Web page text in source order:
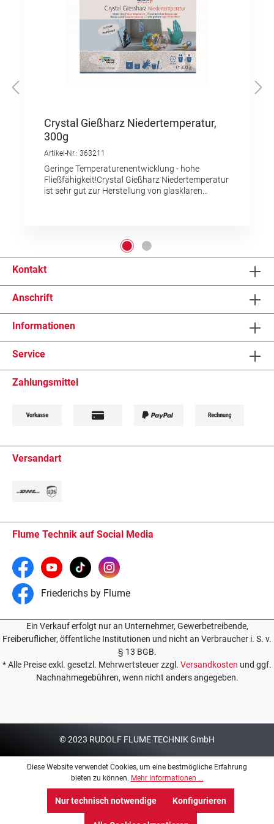
Crystal Gießharz Niedertemperatur,
300g
Artikel-Nr.: 363211
Geringe Temperaturenentwicklung - hohe
Fließfähigkeit!Crystal Gießharz Niedertemperatur
ist sehr gut zur Herstellung von glasklaren
sehr stabil.Durch die geringe
Temperaturentwicklungen können zum Beispiel
Trockenblumen eingegossen oder Bilder
Farbgebungen verlieren.Auch das Einfärben von
Gießharz ist mit unseren Gießharzfarben (siehe
Zubehör) wunderbar möglich.VORTEILE und
Temperaturentwicklung• Hohe Fließfähigkeit•
Glasklar und transparent• Einfach zu
werden• Blasenfrei• Aushärtungszeit 48 bis 72
Stunden abhängig von der Schichtdicke•
Härter2 Messbecher1 Pr. Handschuhe2 Stk.
Rühr- bzw. BastelhölzerAnleitung
Kontakt
Anschrift
Informationen
Service
Zahlungsmittel
Versandart
Flume Technik auf Social Media
Friederichs by Flume
Ein Verkauf erfolgt nur an Unternehmer, Gewerbetreibende,
Freiberuflicher, öffentliche Institutionen und nicht an Verbraucher i. S. v.
§ 13 BGB.
* Alle Preise exkl. gesetzl. Mehrwertsteuer zzgl. Versandkosten und ggf.
Nachnahmegebühren, wenn nicht anders angegeben.
© 2023 RUDOLF FLUME TECHNIK GmbH
Diese Website verwendet Cookies, um eine bestmögliche Erfahrung
bieten zu können. Mehr Informationen ...
Nur technisch notwendige Konfigurieren